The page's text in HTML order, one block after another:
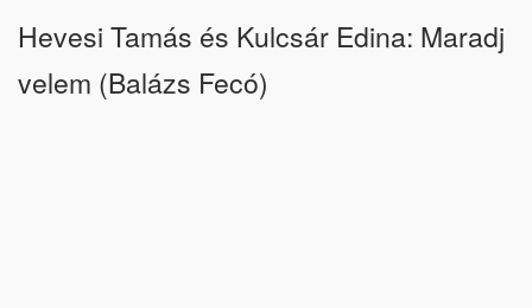
Hevesi Tamás és Kulcsár Edina: Maradj
velem (Balázs Fecó)